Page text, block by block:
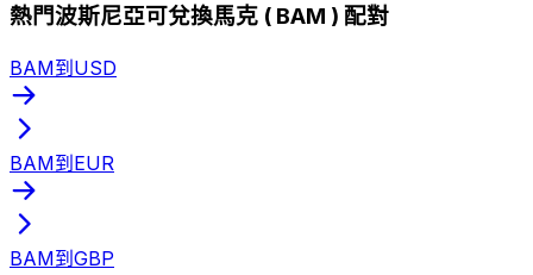
熱門波斯尼亞可兌換馬克 ( BAM ) 配對
BAM到USD
BAM到EUR
BAM到GBP